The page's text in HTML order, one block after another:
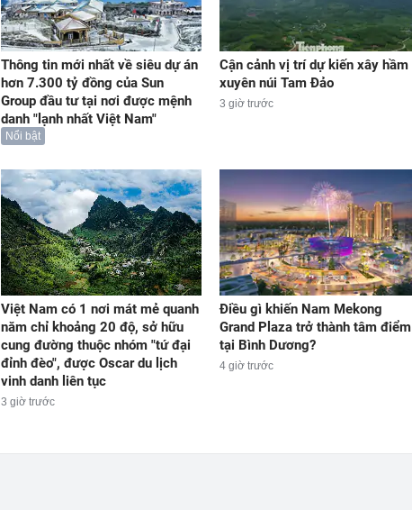
Thông tin mới nhất về siêu dự án
hơn 7.300 tỷ đồng của Sun
Group đầu tư tại nơi được mệnh
danh "lạnh nhất Việt Nam"
Nổi bật
Cận cảnh vị trí dự kiến xây hầm
xuyên núi Tam Đảo
3 giờ trước
Việt Nam có 1 nơi mát mẻ quanh
năm chỉ khoảng 20 độ, sở hữu
cung đường thuộc nhóm "tứ đại
đỉnh đèo", được Oscar du lịch
vinh danh liên tục
3 giờ trước
Điều gì khiến Nam Mekong
Grand Plaza trở thành tâm điểm
tại Bình Dương?
4 giờ trước